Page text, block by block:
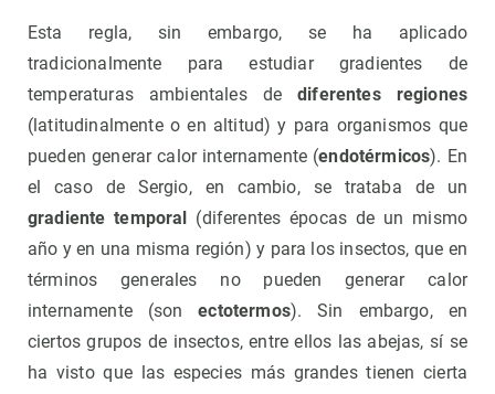
Esta regla, sin embargo, se ha aplicado
tradicionalmente para estudiar gradientes de
temperaturas ambientales dediferentes regiones
(latitudinalmente o en altitud) y para organismos que
pueden generar calor internamente (endotérmicos). En
el caso de Sergio, en cambio, se trataba de un
gradiente temporal (diferentes épocas de un mismo
año y en una misma región) y para los insectos, que en
términos generales no pueden generar calor
internamente (sonectotermos). Sin embargo, en
ciertos grupos de insectos, entre ellos las abejas, sí se
ha visto que las especies más grandes tienen cierta